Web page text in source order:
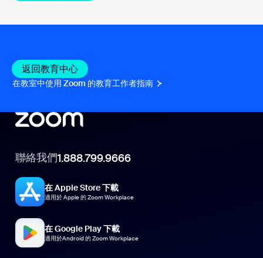
返回教育中心
在教室中使用 Zoom 的教育工作者指南
聯絡我們1.888.799.9666
在 Apple Store 下載
適用於 Apple 的 Zoom Workplace
在 Google Play 下載
適用於Android 的 Zoom Workplace